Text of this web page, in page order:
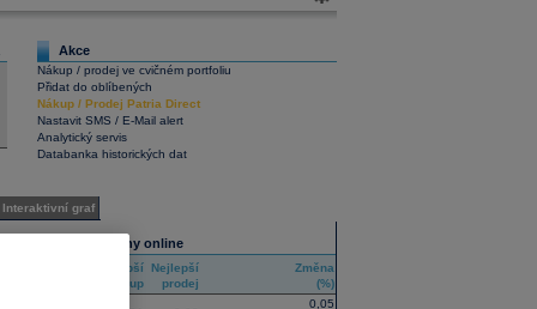
Akce
Nákup / prodej ve cvičném portfoliu
Přidat do oblíbených
Nákup/ Prodej Patria Direct
Nastavit SMS / E-Mail alert
Analytický servis
Databanka historických dat
Interaktivní graf
Všechny trhy online
Nejlepší
nákup
Nejlepší
prodej
Změna
(%)
0,05